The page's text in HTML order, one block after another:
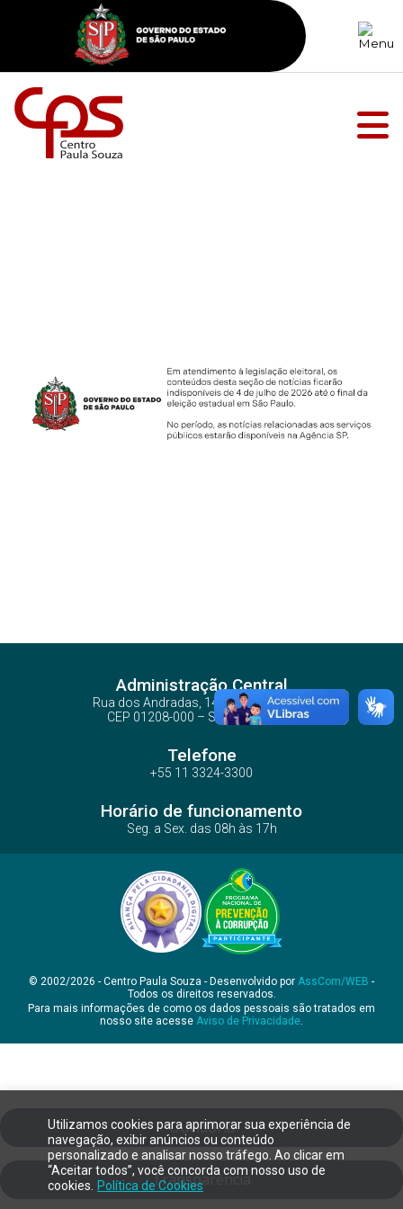
Utilizamos cookies para aprimorar sua experiência de
navegação, exibir anúncios ou conteúdo
personalizado e analisar nosso tráfego. Ao clicar em
“Aceitar todos”, você concorda com nosso uso de
cookies.
Política de Cookies
Administração Central
Rua dos Andradas, 140 - Santa Ifigênia
CEP 01208-000 – São Paulo – SP
Telefone
+55 11 3324-3300
Horário de funcionamento
Seg. a Sex. das 08h às 17h
© 2002/2026 - Centro Paula Souza - Desenvolvido por AssCom/WEB -
Todos os direitos reservados.
Para mais informações de como os dados pessoais são tratados em
nosso site acesse Aviso de Privacidade.
Ouvidoria
Transparência